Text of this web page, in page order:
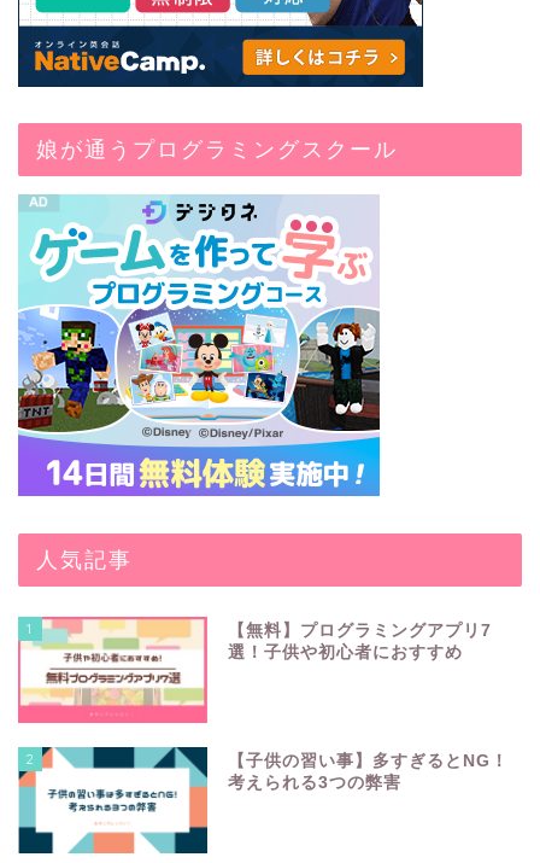
娘が通うプログラミングスクール
人気記事
1
【無料】プログラミングアプリ7
選！子供や初心者におすすめ
2
【子供の習い事】多すぎるとNG！
考えられる3つの弊害